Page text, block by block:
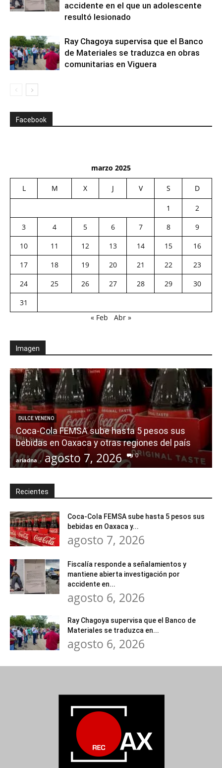
accidente en el que un adolescente
resultó lesionado
Ray Chagoya supervisa que el Banco
de Materiales se traduzca en obras
comunitarias en Viguera
Facebook
marzo 2025
L M X J V S D
1
2
3
4 5 6 7 8
9
10
11 12 13 14 15
16
17
18 19 20 21 22
23
24
25 26 27 28 29
30
31
« Feb
Abr »
Imagen
DULCE VENENO
Coca-Cola FEMSA sube hasta 5 pesos sus
bebidas en Oaxaca y otras regiones del país
ariadna - agosto 7, 2026 0
Recientes
Coca-Cola FEMSA sube hasta 5 pesos sus
bebidas en Oaxaca y...
agosto 7, 2026
Fiscalía responde a señalamientos y
mantiene abierta investigación por
accidente en...
agosto 6, 2026
Ray Chagoya supervisa que el Banco de
Materiales se traduzca en...
agosto 6, 2026